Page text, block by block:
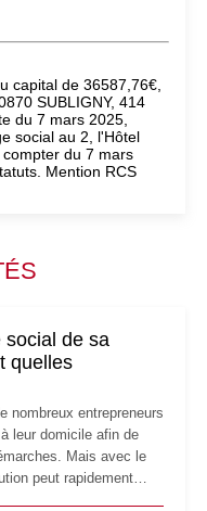
capital de 36587,76€,
SUBLIGNY, 414
du 7 mars 2025,
social au 2, l'Hôtel
compter du 7 mars
Mention RCS
social de sa
quelles
nombreux entrepreneurs
leur domicile afin de
Mais avec le
peut rapidement